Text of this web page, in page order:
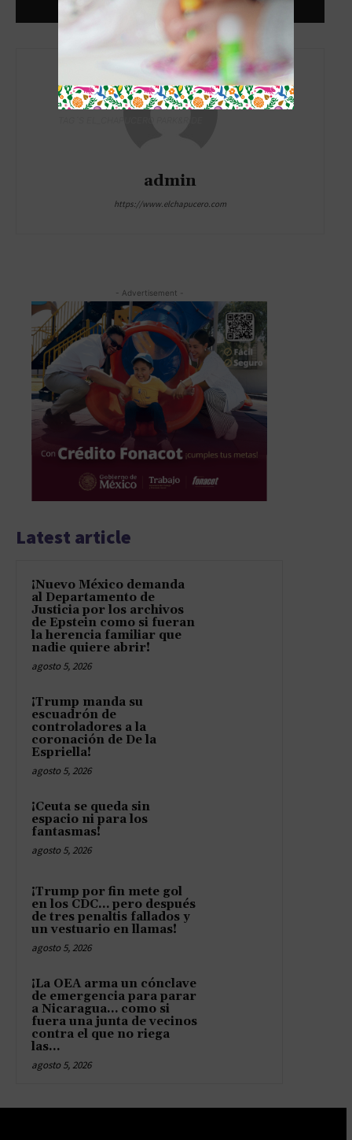
admin
https://www.elchapucero.com
- Advertisement -
Latest article
¡Nuevo México demanda
al Departamento de
Justicia por los archivos
de Epstein como si fueran
la herencia familiar que
nadie quiere abrir!
agosto 5, 2026
¡Trump manda su
escuadrón de
controladores a la
coronación de De la
Espriella!
agosto 5, 2026
¡Ceuta se queda sin
espacio ni para los
fantasmas!
agosto 5, 2026
¡Trump por fin mete gol
en los CDC… pero después
de tres penaltis fallados y
un vestuario en llamas!
agosto 5, 2026
¡La OEA arma un cónclave
de emergencia para parar
a Nicaragua… como si
fuera una junta de vecinos
contra el que no riega
las...
agosto 5, 2026